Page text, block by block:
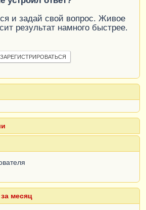
и задай свой вопрос. Живое
результат намного быстрее.
ЗАРЕГИСТРИРОВАТЬСЯ
месяц